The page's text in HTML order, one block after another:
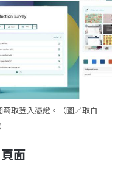
取登入憑證。（圖／取自
頁面